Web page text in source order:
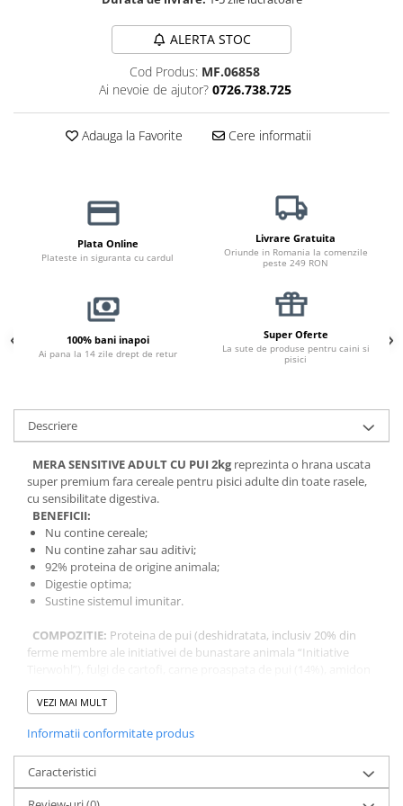
ALERTA STOC
Cod Produs: MF.06858
Ai nevoie de ajutor? 0726.738.725
Adauga la Favorite Cere informatii
Plata Online
Plateste in siguranta cu cardul
Livrare Gratuita
Oriunde in Romania la comenzile
peste 249 RON
100% bani inapoi
Ai pana la 14 zile drept de retur
Super Oferte
La sute de produse pentru caini si
pisici
Descriere
MERA SENSITIVE ADULT CU PUI 2kgreprezinta o hrana uscata
super premium fara cereale pentru pisici adulte din toate rasele,
cu sensibilitate digestiva.
BENEFICII:
Nu contine cereale;
Nu contine zahar sau aditivi;
92% proteina de origine animala;
Digestie optima;
Sustine sistemul imunitar.
COMPOZITIE: Proteina de pui (deshidratata, inclusiv 20% din
ferme membre ale initiativei de bunastare animala “Initiative
din cartofi, grasime de pasare, hidrolizat din proteina de pasare,
ligno-celuloza, pulpa de sfecla deshidratata, seminte de in,
cicoare (0.2%), membrana celulara de la drojdii (0.2%, bogata in
manan-oligozaharide si beta-glucani), tulpini de Psyllium, flori de
musetel, yucca schidigera.
ADITIVI/KG:Aditivi nutritionali: vitamina A 16.000 IE, vitamina
VEZI MAI MULT
Informatii conformitate produs
Caracteristici